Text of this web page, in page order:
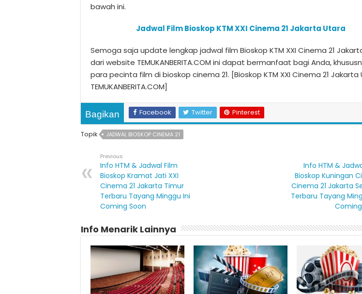
bawah ini.
Jadwal Film Bioskop KTM XXI Cinema 21 Jakarta Utara
Semoga saja update lengkap jadwal film Bioskop KTM XXI Cinema 21
dari website TEMUKANBERITA.COM ini dapat bermanfaat bagi Anda,
para pecinta film di bioskop cinema 21. [Bioskop KTM XXI Cinema 21 Jakarta
TEMUKANBERITA.COM]
Bagikan Facebook Twitter Pinterest
Topik JADWAL BIOSKOP CINEMA 21
Previous
Info HTM & Jadwal Film
Bioskop Kramat Jati XXI
Cinema 21 Jakarta Timur
Terbaru Tayang Minggu Ini
Coming Soon
Info HTM &
Bioskop Kuningan
Cinema 21 Jakarta
Terbaru Tayang
Info Menarik Lainnya